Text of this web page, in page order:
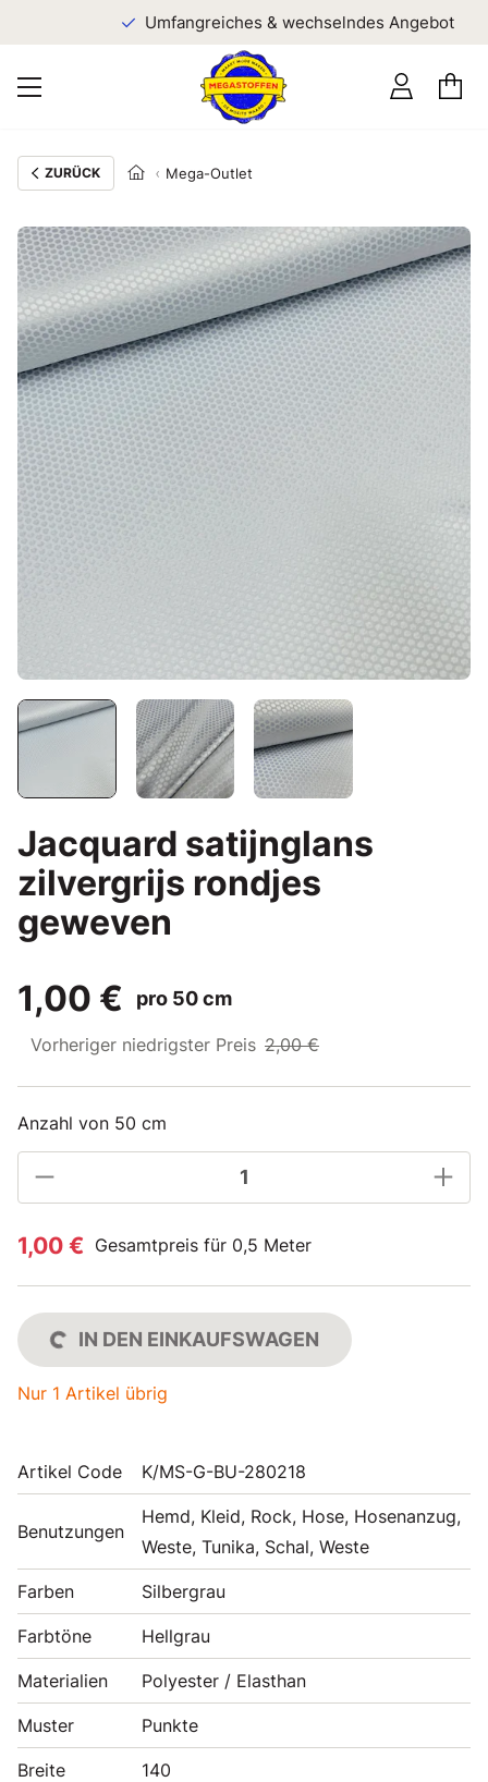
Umfangreiches & wechselndes Angebot
ZURÜCK Mega-Outlet
Jacquard satijnglans
zilvergrijs rondjes
geweven
1,00 €
pro 50 cm
Vorheriger niedrigster Preis 2,00 €
Anzahl von 50 cm
1,00 € Gesamtpreis für 0,5 Meter
IN DEN EINKAUFSWAGEN
Nur 1 Artikel übrig
Artikel Code K/MS-G-BU-280218
Benutzungen
Hemd, Kleid, Rock, Hose, Hosenanzug,
Weste, Tunika, Schal, Weste
Farben Silbergrau
Farbtöne Hellgrau
Materialien Polyester / Elasthan
Muster Punkte
Breite 140